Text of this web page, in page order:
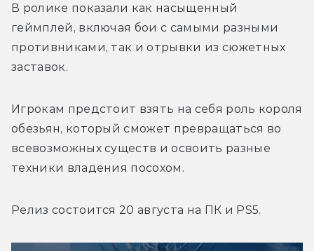
В ролике показали как насыщенный
геймплей, включая бои с самыми разными
противниками, так и отрывки из сюжетных
заставок.
Игрокам предстоит взять на себя роль короля
обезьян, который сможет превращаться во
всевозможных существ и освоить разные
техники владения посохом.
Релиз состоится 20 августа на ПК и PS5.